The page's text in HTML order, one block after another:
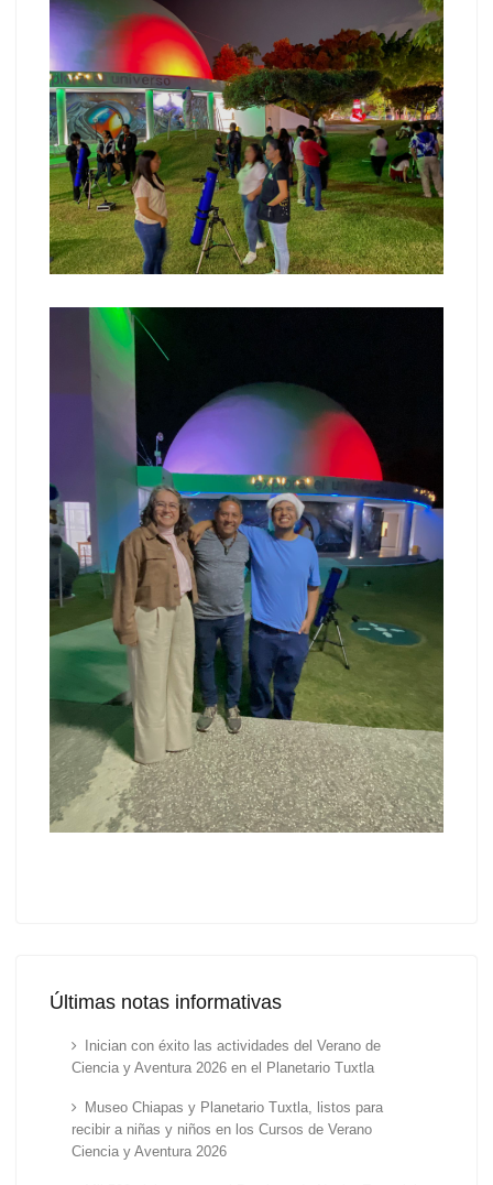
Últimas notas informativas
Inician con éxito las actividades del Verano de
Ciencia y Aventura 2026 en el Planetario Tuxtla
Museo Chiapas y Planetario Tuxtla, listos para
recibir a niñas y niños en los Cursos de Verano
Ciencia y Aventura 2026